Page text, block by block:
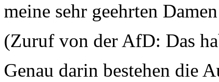
meine sehr geehrten
(Zuruf von der AfD: Das
Genau darin bestehen die